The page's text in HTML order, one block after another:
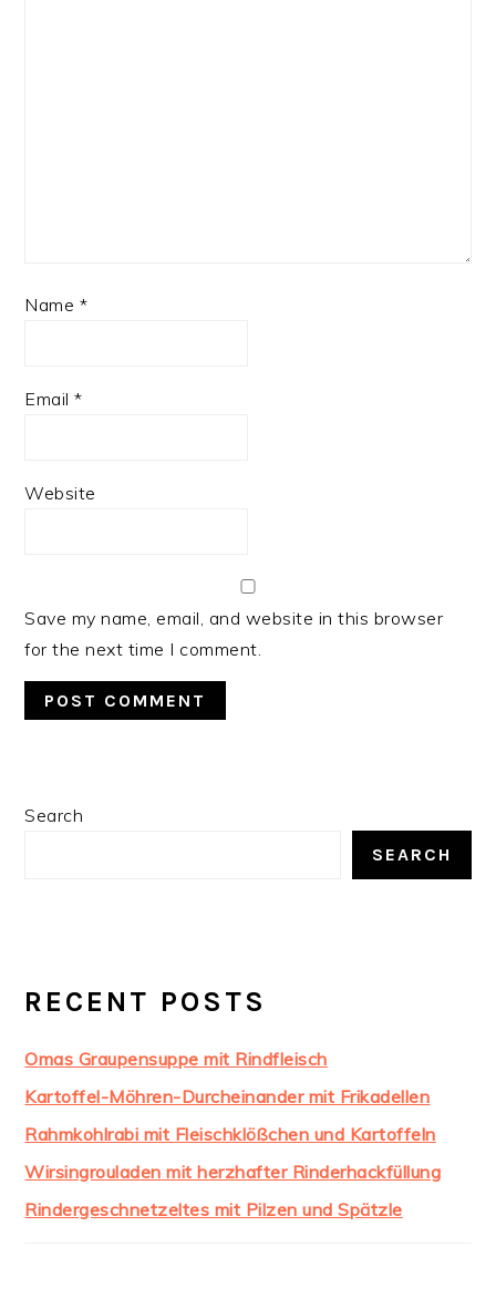
Name *
Email*
Website
Save my name, email, and website in this browser
for the next time I comment.
PRIMARY
Search
SEARCH
RECENT POSTS
Omas Graupensuppe mit Rindfleisch
Kartoffel-Möhren-Durcheinander mit Frikadellen
Rahmkohlrabi mit Fleischklößchen und Kartoffeln
Wirsingrouladen mit herzhafter Rinderhackfüllung
Rindergeschnetzeltes mit Pilzen und Spätzle